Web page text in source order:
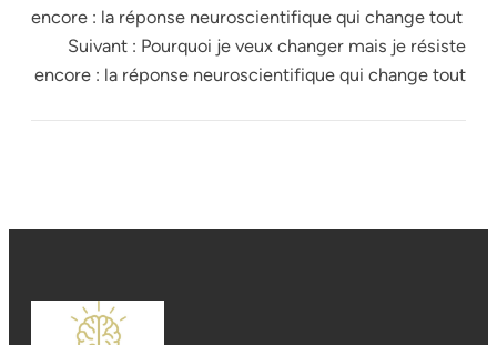
encore : la réponse neuroscientifique qui change tout
Suivant : Pourquoi je veux changer mais je résiste
encore : la réponse neuroscientifique qui change tout